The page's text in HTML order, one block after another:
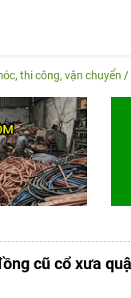
thi công, vận chuyển
cũ cổ xưa